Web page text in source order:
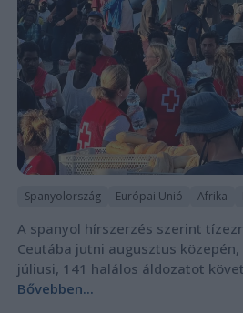
Spanyolország Európai Unió Afrika
A spanyol hírszerzés szerint
Ceutába jutni augusztus
júliusi, 141 halálos áldozatot
Bővebben...